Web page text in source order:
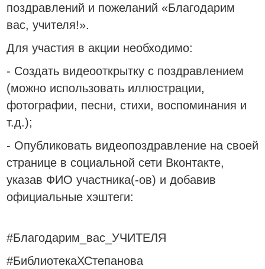
поздравлений и пожеланий «Благодарим
вас, учителя!».
Для участия в акции необходимо:
- Создать видеооткрытку с поздравлением
(можно использовать иллюстрации,
фотографии, песни, стихи, воспоминания и
т.д.);
- Опубликовать видеопоздравление на своей
странице в социальной сети Вконтакте,
указав ФИО участника(-ов) и добавив
официальные хэштеги:
#Благодарим_вас_УЧИТЕЛЯ
#БиблиотекаХСтепанова